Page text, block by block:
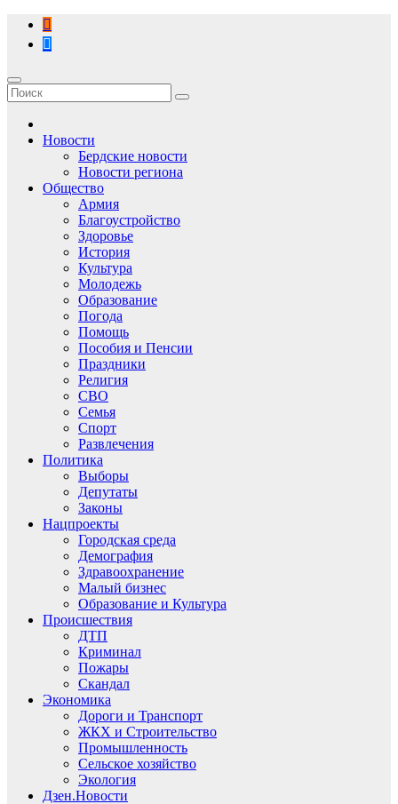
Перейти
содержимому
Новости
Бердские новости
Новости региона
Общество
Армия
Благоустройство
Здоровье
История
Культура
Молодежь
Образование
Погода
Помощь
Пособия и Пенсии
Праздники
Религия
СВО
Семья
Спорт
Развлечения
Политика
Выборы
Депутаты
Законы
Нацпроекты
Городская среда
Демография
Здравоохранение
Малый бизнес
Образование и Культура
Происшествия
ДТП
Криминал
Пожары
Скандал
Экономика
Дороги и Транспорт
ЖКХ и Строительство
Промышленность
Сельское хозяйство
Экология
Дзен.Новости